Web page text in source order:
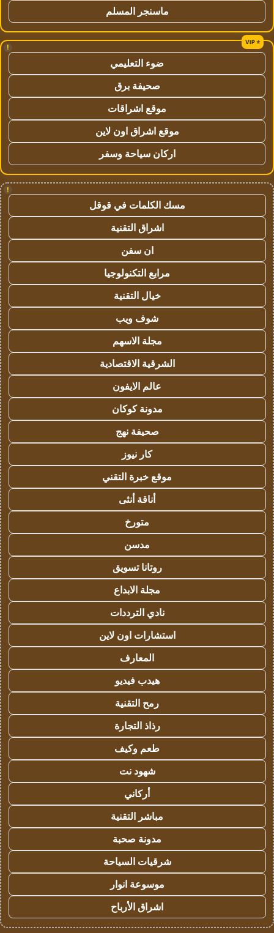
ماسنجر المسلم
!
ضوء التعليمي
صحيفة برق
موقع اشراقات
موقع اشراق اون لاين
اركان سياحة وسفر
!
مسك الكلمات في قوقل
اشراق التقنية
ان سفن
مرابع التكنولوجيا
خيال التقنية
شوف ويب
مجلة الاسهم
الشرقية الاقتصادية
عالم الايفون
مدونة كوكان
صحيفة نهج
كار نيوز
موقع خبرة التقني
أناقة أنثى
متورخ
مدسن
روتانا تسويق
مجلة الابداع
نادي الترددات
استشارات اون لاين
المعارف
هيدب فيديو
رمح التقنية
رذاذ التجارة
طعم وكيف
شهود نت
أركاني
مباشر التقنية
مدونة صحبة
شرقيات السياحة
موسوعة انوار
اشراق الأرباح